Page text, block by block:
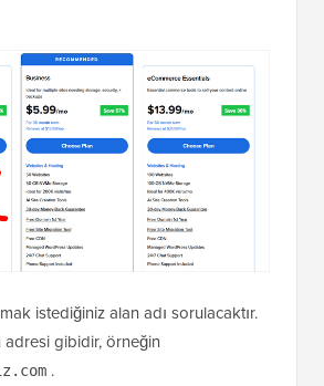
istediğiniz alan adı sorulacaktır.
adresi gibidir, örneğin
.